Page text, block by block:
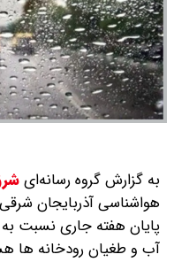
به گزارش گروه رسانه‌ای
هواشناسی آذربایجان شرقی
پایان هفته جاری نسبت به
آب و طغیان رودخانه ها